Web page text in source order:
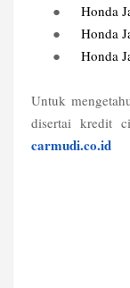
●
Honda
●
Honda
●
Honda
Untuk
disertai kredit
carmudi.co.id